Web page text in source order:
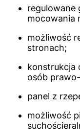
regulowane
mocowania
możliwość
stronach;
konstrukcja
osób
panel z
możliwość